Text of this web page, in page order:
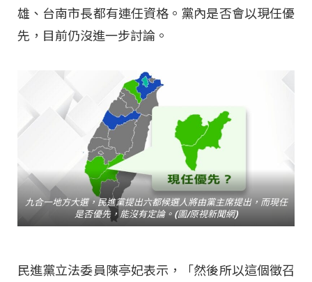
雄、台南市長都有連任資格。黨內是否會以現任優
先，目前仍沒進一步討論。
九合一地方大選，民進黨提出六都候選人將由黨主席提出，而現任
是否優先，能沒有定論。(圖/原視新聞網)
民進黨立法委員陳亭妃表示，「然後所以這個徵召